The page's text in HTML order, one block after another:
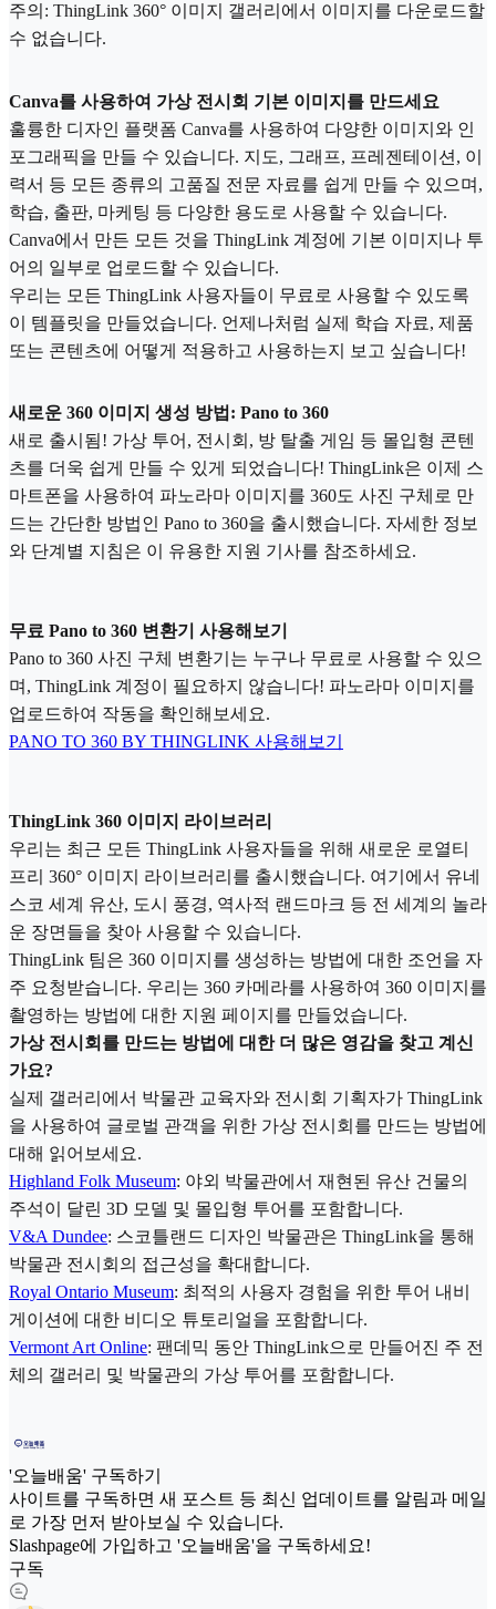
주의: ThingLink 360° 이미지 갤러리에서 이미지를 다운로드할
수 없습니다.
Canva를 사용하여 가상 전시회 기본 이미지를 만드세요
훌륭한 디자인 플랫폼 Canva를 사용하여 다양한 이미지와 인
포그래픽을 만들 수 있습니다. 지도, 그래프, 프레젠테이션, 이
력서 등 모든 종류의 고품질 전문 자료를 쉽게 만들 수 있으며,
학습, 출판, 마케팅 등 다양한 용도로 사용할 수 있습니다.
Canva에서 만든 모든 것을 ThingLink 계정에 기본 이미지나 투
어의 일부로 업로드할 수 있습니다.
우리는 모든 ThingLink 사용자들이 무료로 사용할 수 있도록
이 템플릿을 만들었습니다. 언제나처럼 실제 학습 자료, 제품
또는 콘텐츠에 어떻게 적용하고 사용하는지 보고 싶습니다!
새로운 360 이미지 생성 방법: Pano to 360
새로 출시됨! 가상 투어, 전시회, 방 탈출 게임 등 몰입형 콘텐
츠를 더욱 쉽게 만들 수 있게 되었습니다! ThingLink은 이제 스
마트폰을 사용하여 파노라마 이미지를 360도 사진 구체로 만
드는 간단한 방법인 Pano to 360을 출시했습니다. 자세한 정보
와 단계별 지침은 이 유용한 지원 기사를 참조하세요.
무료 Pano to 360 변환기 사용해보기
Pano to 360 사진 구체 변환기는 누구나 무료로 사용할 수 있으
며, ThingLink 계정이 필요하지 않습니다! 파노라마 이미지를
업로드하여 작동을 확인해보세요.
PANO TO 360 BY THINGLINK 사용해보기
ThingLink 360 이미지 라이브러리
우리는 최근 모든 ThingLink 사용자들을 위해 새로운 로열티
프리 360° 이미지 라이브러리를 출시했습니다. 여기에서 유네
스코 세계 유산, 도시 풍경, 역사적 랜드마크 등 전 세계의 놀라
운 장면들을 찾아 사용할 수 있습니다.
ThingLink 팀은 360 이미지를 생성하는 방법에 대한 조언을 자
주 요청받습니다. 우리는 360 카메라를 사용하여 360 이미지를
촬영하는 방법에 대한 지원 페이지를 만들었습니다.
가상 전시회를 만드는 방법에 대한 더 많은 영감을 찾고 계신
가요?
실제 갤러리에서 박물관 교육자와 전시회 기획자가 ThingLink
을 사용하여 글로벌 관객을 위한 가상 전시회를 만드는 방법에
대해 읽어보세요.
Highland Folk Museum: 야외 박물관에서 재현된 유산 건물의
주석이 달린 3D 모델 및 몰입형 투어를 포함합니다.
V&A Dundee: 스코틀랜드 디자인 박물관은 ThingLink을 통해
박물관 전시회의 접근성을 확대합니다.
Royal Ontario Museum: 최적의 사용자 경험을 위한 투어 내비
게이션에 대한 비디오 튜토리얼을 포함합니다.
Vermont Art Online: 팬데믹 동안 ThingLink으로 만들어진 주 전
체의 갤러리 및 박물관의 가상 투어를 포함합니다.
'오늘배움' 구독하기
사이트를 구독하면 새 포스트 등 최신 업데이트를 알림과 메일
로 가장 먼저 받아보실 수 있습니다.
Slashpage에 가입하고 '오늘배움'을 구독하세요!
구독